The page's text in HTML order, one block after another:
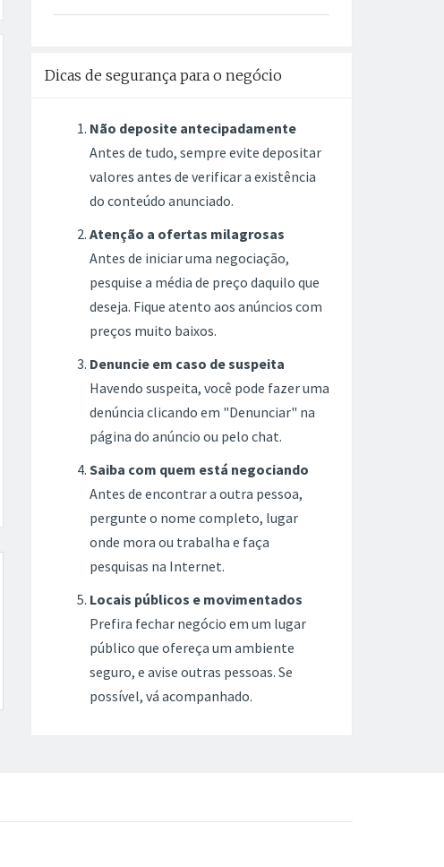
Dicas de segurança para o negócio
Não deposite antecipadamente
Antes de tudo, sempre evite depositar
valores antes de verificar a existência
do conteúdo anunciado.
Atenção a ofertas milagrosas
Antes de iniciar uma negociação,
pesquise a média de preço daquilo que
deseja. Fique atento aos anúncios com
preços muito baixos.
Denuncie em caso de suspeita
Havendo suspeita, você pode fazer uma
denúncia clicando em "Denunciar" na
página do anúncio ou pelo chat.
Saiba com quem está negociando
Antes de encontrar a outra pessoa,
pergunte o nome completo, lugar
onde mora ou trabalha e faça
pesquisas na Internet.
Locais públicos e movimentados
Prefira fechar negócio em um lugar
público que ofereça um ambiente
seguro, e avise outras pessoas. Se
possível, vá acompanhado.